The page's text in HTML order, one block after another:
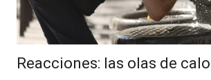
Reacciones: las olas de